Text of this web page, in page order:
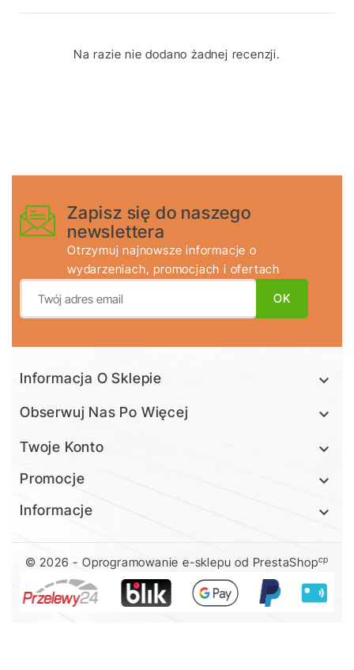
Na razie nie dodano żadnej recenzji.
Zapisz się do naszego
newslettera
Otrzymuj najnowsze informacje o
wydarzeniach, promocjach i ofertach
Informacja O Sklepie 
Obserwuj Nas Po Więcej 
Twoje Konto 
Promocje 
Informacje 
© 2026 - Oprogramowanie e-sklepu od PrestaShopcp